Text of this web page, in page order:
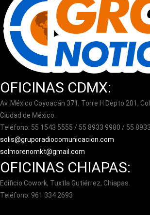
OFICINAS CDMX:
Av. México Coyoacán 371, Torre H Depto 201,
Ciudad de México.
Teléfono: 55 1543 5555 / 55 8933 9980 / 55
solis@gruporadiocomunicacion.com
solmorenomkt@gmail.com
OFICINAS CHIAPAS:
Edificio Cowork, Tuxtla Gutiérrez, Chiapas.
Teléfono: 961 334 2693